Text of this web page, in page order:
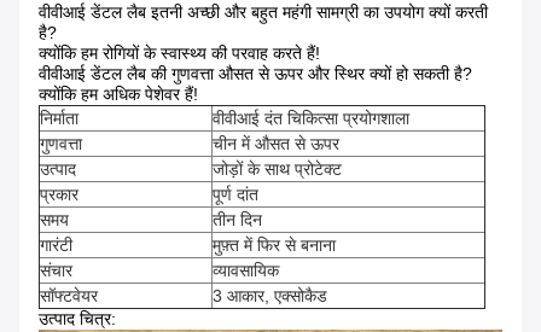
वीवीआई डेंटल लैब इतनी अच्छी और बहुत महंगी सामग्री का उपयोग क्यों करती
है?
क्योंकि हम रोगियों के स्वास्थ्य की परवाह करते हैं!
वीवीआई डेंटल लैब की गुणवत्ता औसत से ऊपर और स्थिर क्यों हो सकती है?
क्योंकि हम अधिक पेशेवर हैं!
निर्माता
वीवीआई दंत चिकित्सा प्रयोगशाला
गुणवत्ता
चीन में औसत से ऊपर
उत्पाद
जोड़ों के साथ प्रोटेक्ट
प्रकार
पूर्ण दांत
समय
तीन दिन
गारंटी
मुफ़्त में फिर से बनाना
संचार
व्यावसायिक
सॉफ्टवेयर
3 आकार, एक्सोकैड
उत्पाद चित्र: